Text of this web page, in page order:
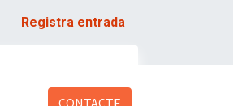
Registra entrada
CONTACTE